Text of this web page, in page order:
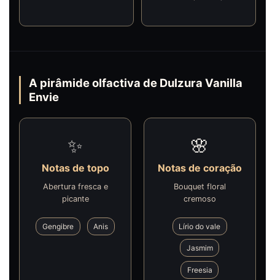
A pirâmide olfactiva de Dulzura Vanilla
Envie
✨
Notas de topo
Abertura fresca e
picante
Gengibre Anis
🌸
Notas de coração
Bouquet floral
cremoso
Lírio do vale
Jasmim
Freesia